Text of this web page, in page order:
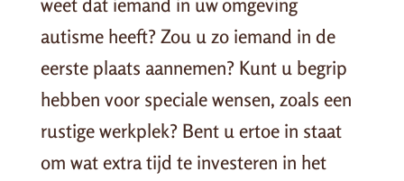
autisme heeft? Zou u zo iemand in de
eerste plaats aannemen? Kunt u begrip
hebben voor speciale wensen, zoals een
rustige werkplek? Bent u ertoe in staat
om wat extra tijd te investeren in het